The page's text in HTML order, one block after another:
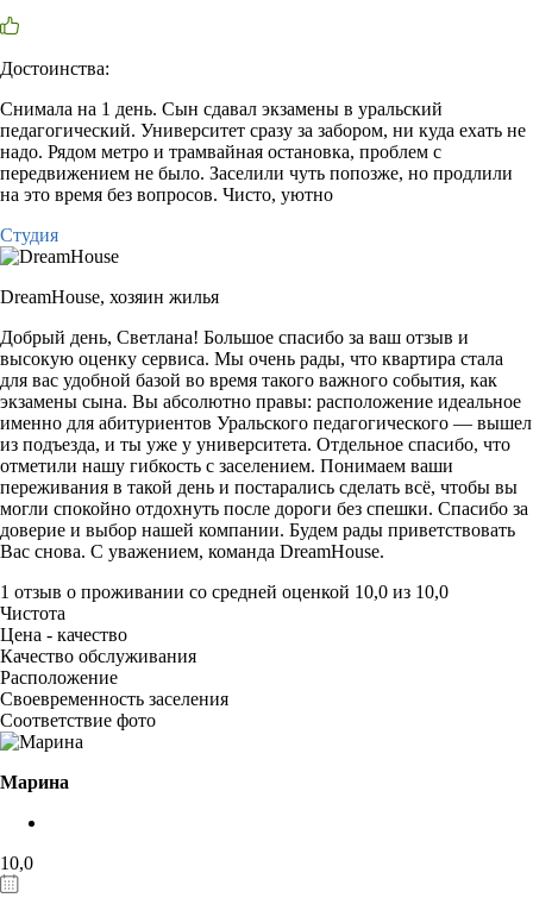
Достоинства:
Снимала на 1 день. Сын сдавал экзамены в уральский
педагогический. Университет сразу за забором, ни куда ехать не
надо. Рядом метро и трамвайная остановка, проблем с
передвижением не было. Заселили чуть попозже, но продлили
на это время без вопросов. Чисто, уютно
Студия
DreamHouse, хозяин жилья
Добрый день, Светлана! Большое спасибо за ваш отзыв и
высокую оценку сервиса. Мы очень рады, что квартира стала
для вас удобной базой во время такого важного события, как
экзамены сына. Вы абсолютно правы: расположение идеальное
именно для абитуриентов Уральского педагогического — вышел
из подъезда, и ты уже у университета. Отдельное спасибо, что
отметили нашу гибкость с заселением. Понимаем ваши
переживания в такой день и постарались сделать всё, чтобы вы
могли спокойно отдохнуть после дороги без спешки. Спасибо за
доверие и выбор нашей компании. Будем рады приветствовать
Вас снова. С уважением, команда DreamHouse.
1 отзыв о проживании со средней оценкой 10,0 из 10,0
Чистота
Цена - качество
Качество обслуживания
Расположение
Своевременность заселения
Соответствие фото
Марина
10,0